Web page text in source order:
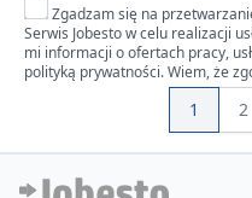
Zgadzam się na
Serwis Jobesto w celu realizacji
mi informacji o ofertach pracy,
polityką prywatności. Wiem, że
1 2